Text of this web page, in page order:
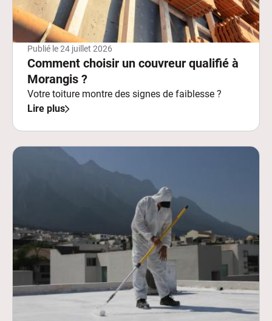
Publié le24 juillet 2026
Comment choisir un couvreur qualifié à
Morangis ?
Votre toiture montre des signes de faiblesse ?
Lire plus